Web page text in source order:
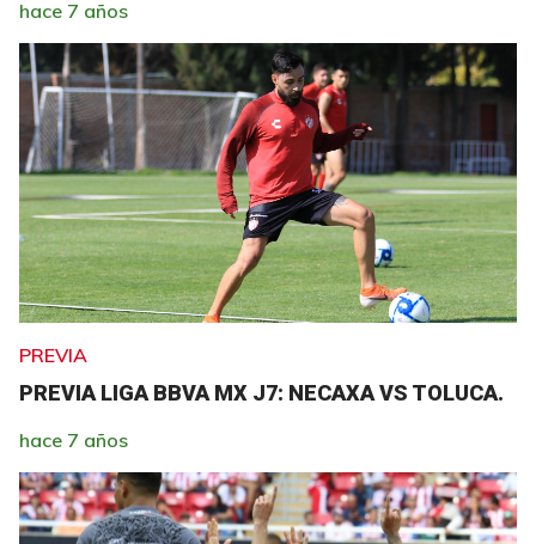
hace 7 años
PREVIA
PREVIA LIGA BBVA MX J7: NECAXA VS TOLUCA.
hace 7 años